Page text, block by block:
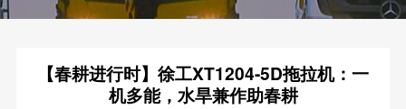
【春耕进行时】徐工XT1204-5D拖拉机：一
机多能，水旱兼作助春耕